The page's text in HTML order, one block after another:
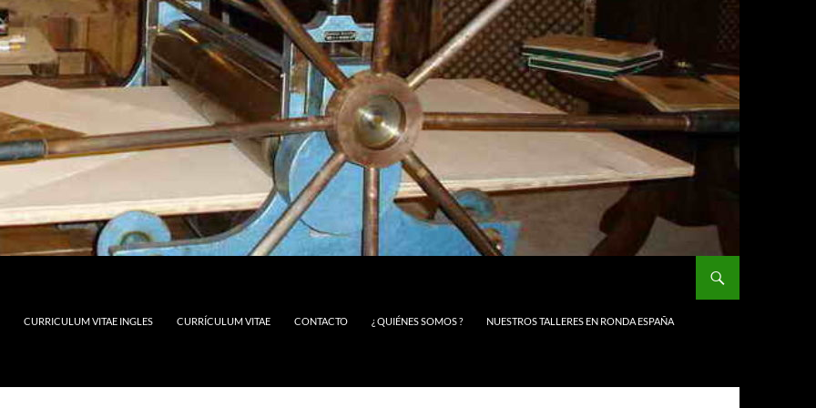
CURRICULUM VITAE INGLES CURRÍCULUM VITAE CONTACTO ¿ QUIÉNES SOMOS ? NUESTROS TALLERES EN RONDA ESPAÑA